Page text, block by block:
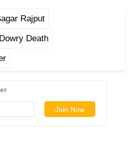
Rajput
Dowry Death